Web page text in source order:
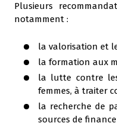
Plusieurs
notamment :
la valorisation et
la formation aux
la lutte contre
femmes, à traiter
la recherche de
sources de